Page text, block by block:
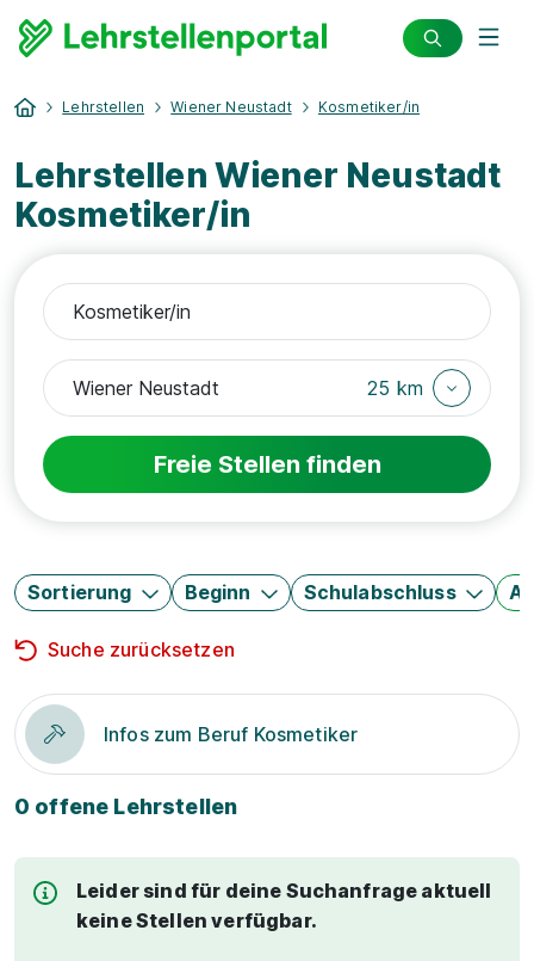
Lehrstellen Wiener Neustadt Kosmetiker/in
Lehrstellen Wiener Neustadt
Kosmetiker/in
25 km
Freie Stellen finden
Sortierung Beginn Schulabschluss
Suche zurücksetzen
Infos zum Beruf Kosmetiker
0 offene Lehrstellen
Leider sind für deine Suchanfrage aktuell
keine Stellen verfügbar.